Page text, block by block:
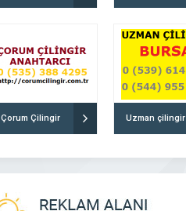
Çorum Çilingir Uzman çilingir